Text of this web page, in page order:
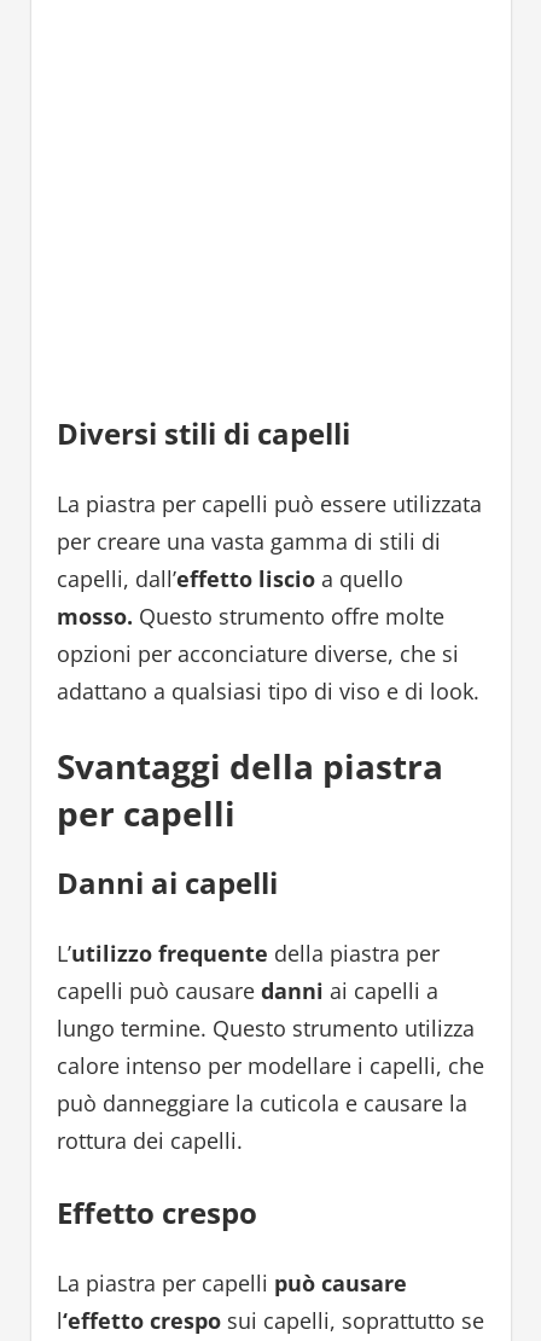
Diversi stili di capelli
La piastra per capelli può essere utilizzata
per creare una vasta gamma di stili di
capelli, dall’effetto liscioa quello
mosso. Questo strumento offre molte
opzioni per acconciature diverse, che si
adattano a qualsiasi tipo di viso e di look.
Svantaggi della piastra
per capelli
Danni ai capelli
L’utilizzo frequente della piastra per
capelli può causare danni ai capelli a
lungo termine. Questo strumento utilizza
calore intenso per modellare i capelli, che
può danneggiare la cuticola e causare la
rottura dei capelli.
Effetto crespo
La piastra per capelli può causare
l‘effetto cresposui capelli, soprattutto se